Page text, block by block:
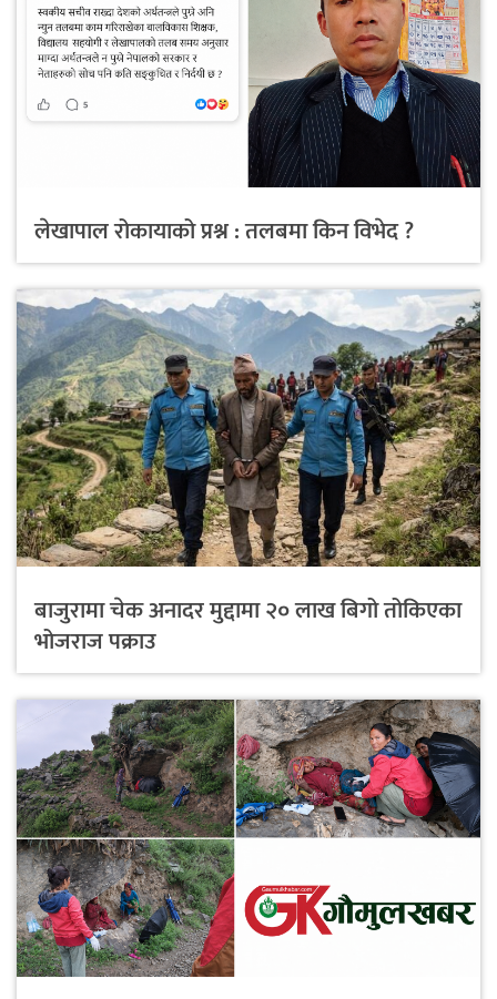
लेखापाल रोकायाको प्रश्न : तलबमा किन विभेद ?
बाजुरामा चेक अनादर मुद्दामा २० लाख बिगो तोकिएका
भोजराज पक्राउ